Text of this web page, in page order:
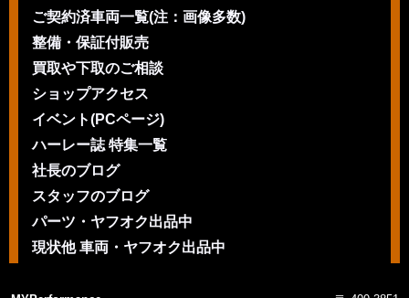
ご契約済車両一覧(注：画像多数)
整備・保証付販売
買取や下取のご相談
ショップアクセス
イベント(PCページ)
ハーレー誌 特集一覧
社長のブログ
スタッフのブログ
パーツ・ヤフオク出品中
現状他 車両・ヤフオク出品中